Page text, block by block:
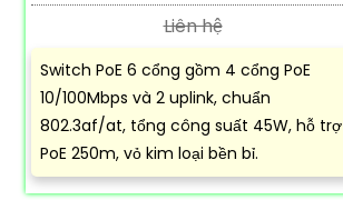
Liên hệ
Switch PoE 6 cổng gồm 4 cổng PoE
10/100Mbps và 2 uplink, chuẩn
802.3af/at, tổng công suất 45W, hỗ trợ
PoE 250m, vỏ kim loại bền bỉ.